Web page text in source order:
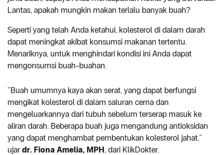
Lantas, apakah mungkin makan terlalu banyak buah?
Seperti yang telah Anda ketahui, kolesterol di dalam darah
dapat meningkat akibat konsumsi makanan tertentu.
Menariknya, untuk menghindari kondisi ini Anda dapat
mengonsumsi buah-buahan.
“Buah umumnya kaya akan serat, yang dapat berfungsi
mengikat kolesterol di dalam saluran cerna dan
mengeluarkannya dari tubuh sebelum terserap masuk ke
aliran darah. Beberapa buah juga mengandung antioksidan
yang dapat menghambat pembentukan kolesterol jahat,”
ujar dr. Fiona Amelia, MPH, dari KlikDokter.